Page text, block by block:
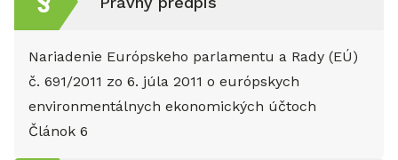
Nariadenie Európskeho parlamentu a Rady (EÚ)
č. 691/2011 zo 6. júla 2011 o európskych
environmentálnych ekonomických účtoch
Článok 6